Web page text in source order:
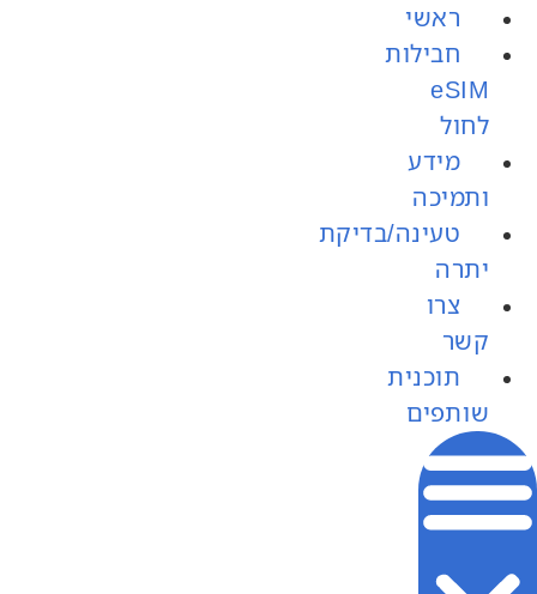
ראשי
חבילות
לחול
מידע
ותמיכה
טעינה/בדיקת
יתרה
קשר
תוכנית
שותפים